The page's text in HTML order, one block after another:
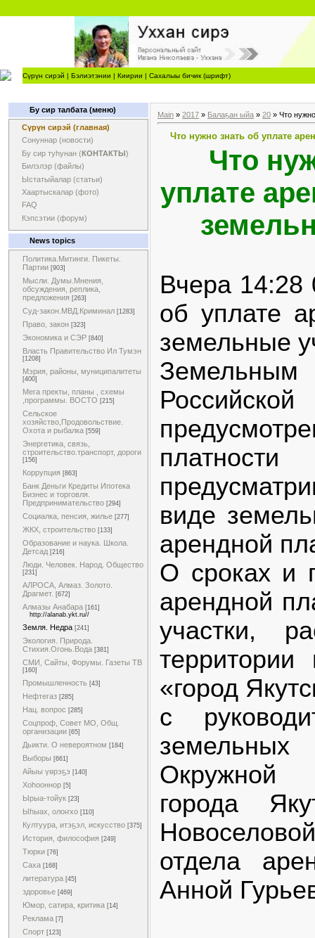
Сүрүн сирэй | Бэлиэтэнии | Киирии | Сахалыы бичик (шрифт)
Бу сир талбата (меню)
Сүрүн сирэй (главная)
Сонуннар (новости)
Бу сир туһунан (КОНТАКТЫ)
Билэлэр (файлы)
Ыстатыйалар (статьи)
Хаартыскалар (фото)
FAQ
Кэпсэтии (форум)
News topics
Политика.Митинги. Пикеты.
Партии [903]
Мысли. Думы.Мнения,
обсуждения, реплика,
предложения [263]
Суд-закон.МВД.Криминал [1283]
Право, закон [323]
Экономика и СЭР [840]
Власть Правительство Ил Тумэн
[1208]
Мэрия, районы, муниципалитеты
[400]
Мега пректы, планы , схемы
,программы. ВОСТО [215]
Сельское
хозяйство,Продовольствие.
Охота и рыбалка [559]
Энергетика, связь,
строительство.транспорт, дороги
[156]
Коррупция [863]
Банк Деньги Кредиты Ипотека
Бизнес и торговля.
Предпринимательство [294]
Социалка, пенсия, жилье [277]
ЖКХ, строительство [133]
Образование и наука. Школа.
Детсад [216]
Люди. Человек. Народ. Общество
[231]
АЛРОСА, Алмаз. Золото.
Драгмет. [672]
Алмазы Анабара [161]
http://alanab.ykt.ru//
Земля. Недра [241]
Экология. Природа.
Стихия.Огонь.Вода [381]
СМИ, Сайты, Форумы. Газеты ТВ
[160]
Промышленность [43]
Нефтегаз [285]
Нац. вопрос [285]
Соцпроф, Совет МО, Общ.
организации [65]
Дьикти. О невероятном [184]
Выборы [661]
Айыы үөрэҕэ [140]
Хоһооннор [5]
Ырыа-тойук [23]
Ыһыах, олоҥхо [110]
Култуура, итэҕэл, искусство [375]
История, философия [249]
Тюрки [76]
Саха [168]
литература [45]
здоровье [469]
Юмор, сатира, критика [14]
Реклама [7]
Спорт [123]
Main » 2017 » Балаҕан ыйа » 20 » Что
Что нужно знать об уплате
Что
уплате
Вчера 14:28
об уплате
земельные
виде
арендной
О сроках и
арендной
участки,
территории
«город
с
Окружной
города
отдела
Анной